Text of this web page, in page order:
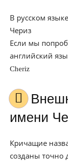
В русском
Чериз
Если мы
английский
Cheriz
Внешние качества для
имени
Кричащие
созданы точно